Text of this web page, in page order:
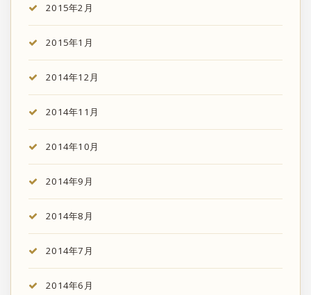
2015年2月
2015年1月
2014年12月
2014年11月
2014年10月
2014年9月
2014年8月
2014年7月
2014年6月